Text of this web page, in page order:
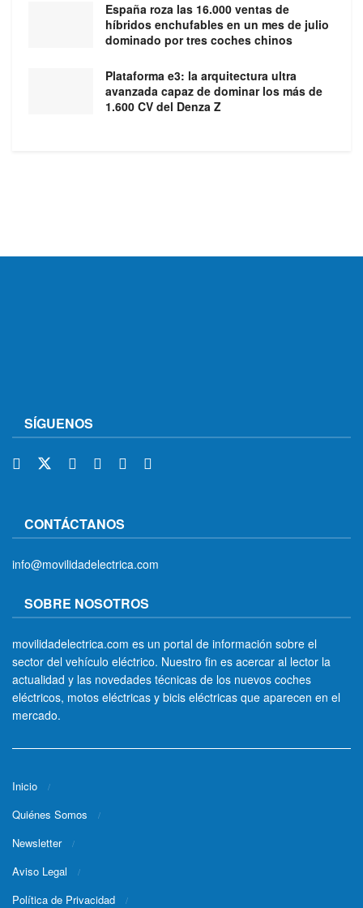
España roza las 16.000 ventas de
híbridos enchufables en un mes de julio
dominado por tres coches chinos
Plataforma e3: la arquitectura ultra
avanzada capaz de dominar los más de
1.600 CV del Denza Z
SÍGUENOS
CONTÁCTANOS
info@movilidadelectrica.com
SOBRE NOSOTROS
movilidadelectrica.com es un portal de información sobre el
sector del vehículo eléctrico. Nuestro fin es acercar al lector la
actualidad y las novedades técnicas de los nuevos coches
eléctricos, motos eléctricas y bicis eléctricas que aparecen en el
mercado.
Inicio
Quiénes Somos
Newsletter
Aviso Legal
Política de Privacidad